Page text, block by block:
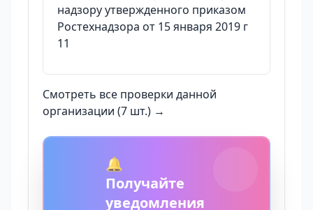
надзору утвержденного приказом
Ростехнадзора от 15 января 2019 г
11
Смотреть все проверки данной
организации (7 шт.) →
🔔
Получайте
уведомления